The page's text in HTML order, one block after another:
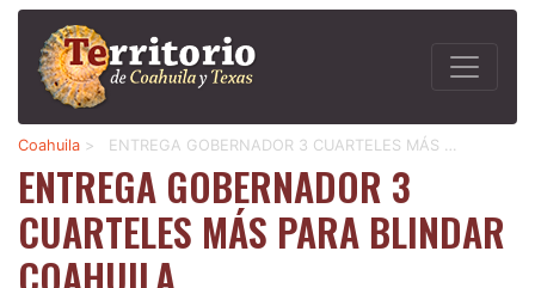
Coahuila > ENTREGA GOBERNADOR 3 CUARTELES MÁS …
ENTREGA GOBERNADOR 3
CUARTELES MÁS PARA BLINDAR